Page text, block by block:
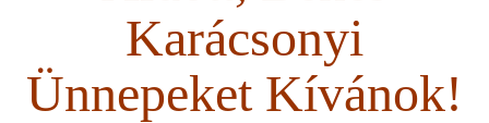
Karácsonyi
Ünnepeket Kívánok!